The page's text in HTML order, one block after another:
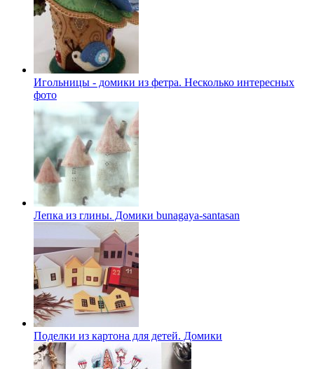
Игольницы - домики из фетра. Несколько интересных
фото
Лепка из глины. Домики bunagaya-santasan
Поделки из картона для детей. Домики